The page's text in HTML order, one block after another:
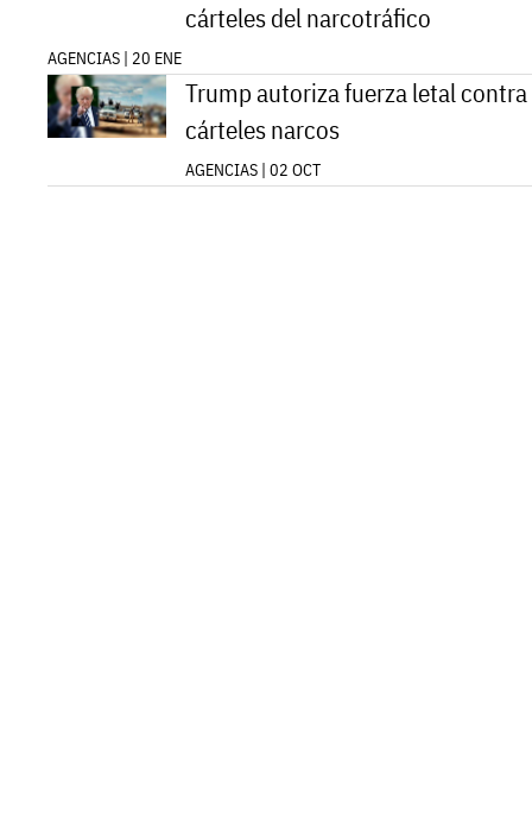
cárteles del narcotráfico
AGENCIAS | 20 ENE
Trump autoriza fuerza letal contra
cárteles narcos
AGENCIAS | 02 OCT